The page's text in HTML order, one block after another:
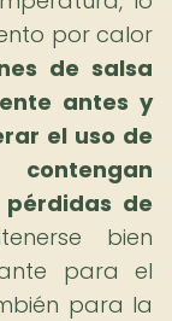
por calor
de salsa
antes y
el uso de
de
bien
para el
para la